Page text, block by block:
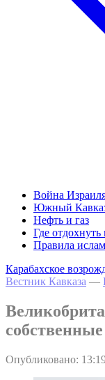
Война
Южный
Нефть и газ
Где отдохнуть
Правила
Карабахское
Вестник Кавказа —
Опубликовано: